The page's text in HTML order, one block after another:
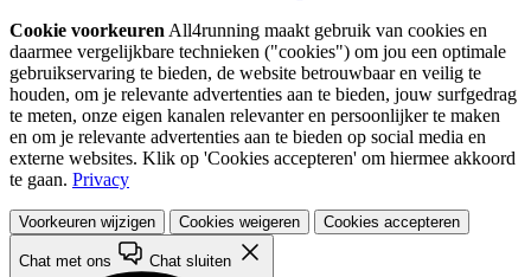
Cookie voorkeuren All4running maakt gebruik van cookies en
daarmee vergelijkbare technieken ("cookies") om jou een optimale
gebruikservaring te bieden, de website betrouwbaar en veilig te
houden, om je relevante advertenties aan te bieden, jouw surfgedrag
te meten, onze eigen kanalen relevanter en persoonlijker te maken
en om je relevante advertenties aan te bieden op social media en
externe websites. Klik op 'Cookies accepteren' om hiermee akkoord
te gaan. Privacy
Voorkeuren wijzigen Cookies weigeren Cookies accepteren
Chat met ons Chat sluiten